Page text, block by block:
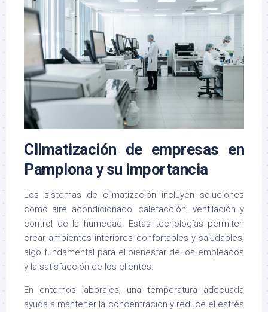
Climatización de empresas en
Pamplona y su importancia
Los sistemas de climatización incluyen soluciones
como aire acondicionado, calefacción, ventilación y
control de la humedad. Estas tecnologías permiten
crear ambientes interiores confortables y saludables,
algo fundamental para el bienestar de los empleados
y la satisfacción de los clientes.
En entornos laborales, una temperatura adecuada
ayuda a mantener la concentración y reduce el estrés